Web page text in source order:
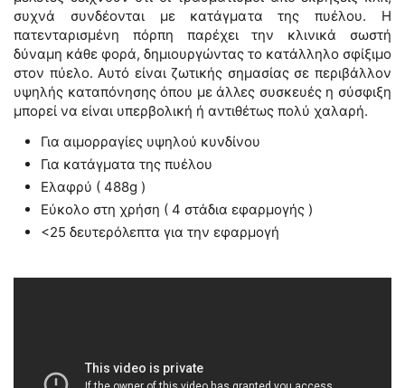
συχνά συνδέονται με κατάγματα της πυέλου. Η
πατενταρισμένη πόρπη παρέχει την κλινικά σωστή
δύναμη κάθε φορά, δημιουργώντας το κατάλληλο σφίξιμο
στον πύελο. Αυτό είναι ζωτικής σημασίας σε περιβάλλον
υψηλής καταπόνησης όπου με άλλες συσκευές η σύσφιξη
μπορεί να είναι υπερβολική ή αντιθέτως πολύ χαλαρή.
Για αιμορραγίες υψηλού κυνδίνου
Για κατάγματα της πυέλου
Ελαφρύ ( 488g )
Εύκολο στη χρήση ( 4 στάδια εφαρμογής )
<25 δευτερόλεπτα για την εφαρμογή